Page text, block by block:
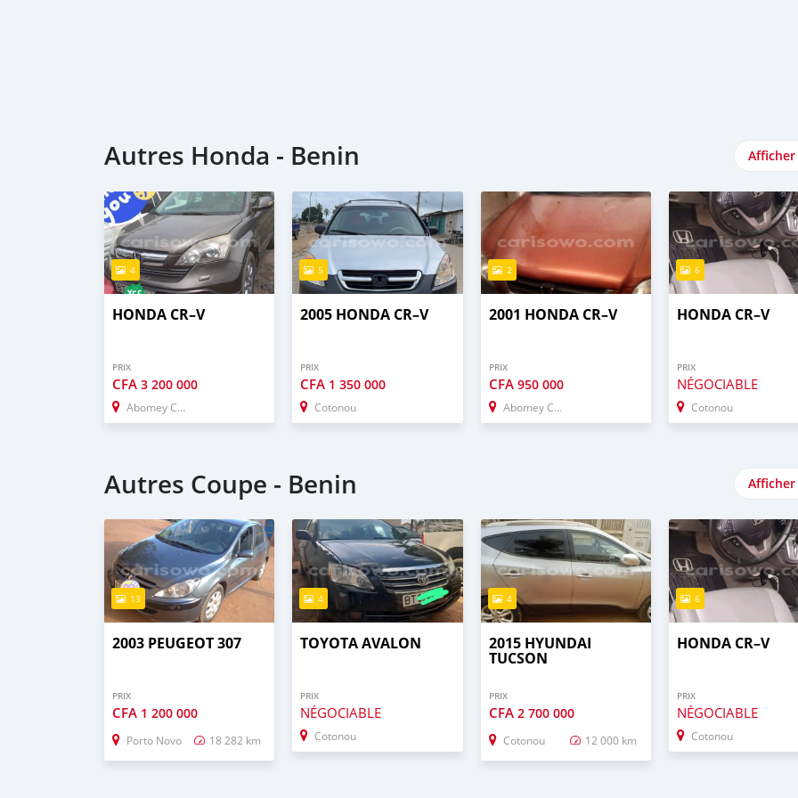
Autres Honda - Benin
4
HONDA CR–V
PRIX
CFA 3 200 000
Abomey Calavi
5
2005 HONDA CR–V
PRIX
CFA 1 350 000
Cotonou
2
2001 HONDA CR–V
PRIX
CFA 950 000
Abomey Calavi
6
HONDA CR–V
PRIX
NÉGOCIABLE
Cotonou
Autres Coupe - Benin
13
2003 PEUGEOT 307
PRIX
CFA 1 200 000
Porto Novo 18 282 km
4
TOYOTA AVALON
PRIX
NÉGOCIABLE
Cotonou
4
2015 HYUNDAI
TUCSON
PRIX
CFA 2 700 000
Cotonou 12 000 km
6
HONDA CR–V
PRIX
NÉGOCIABLE
Cotonou